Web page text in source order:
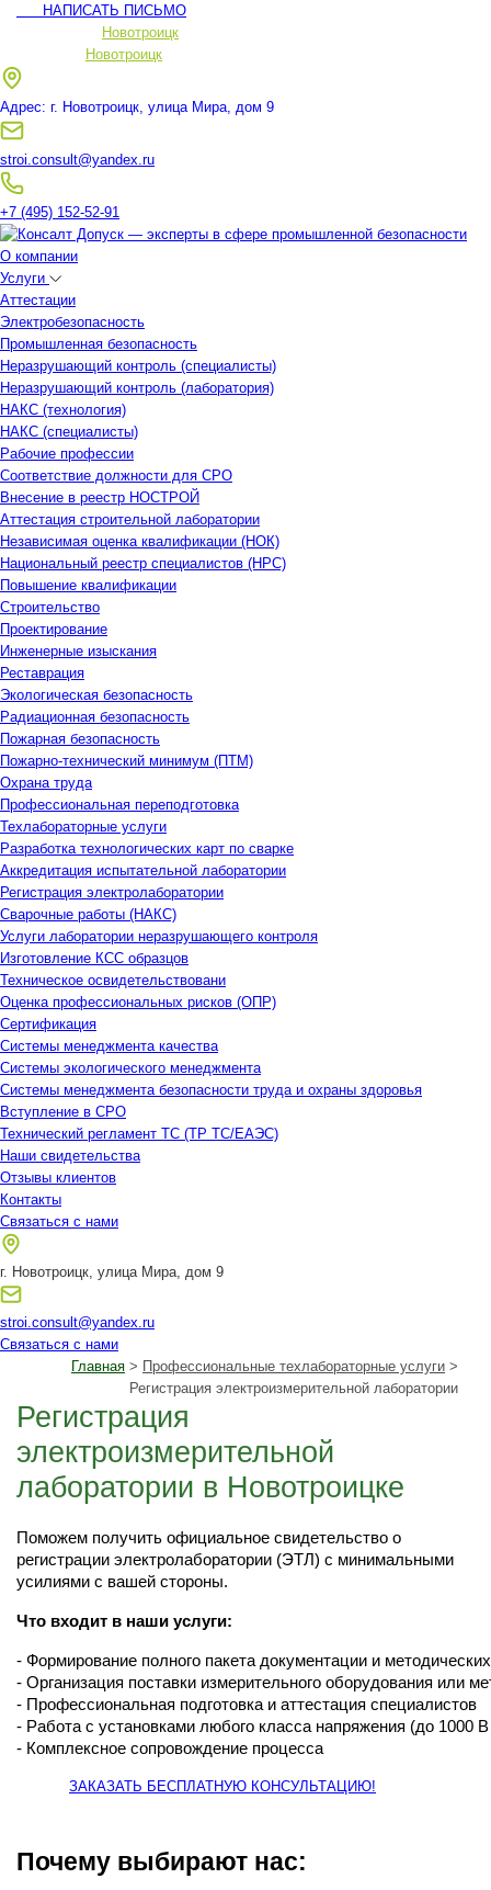
НАПИСАТЬ ПИСЬМО
Новотроицк
Новотроицк
Адрес: г. Новотроицк, улица Мира, дом 9
stroi.consult@yandex.ru
+7 (495) 152-52-91
О компании
Услуги
Аттестации
Электробезопасность
Промышленная безопасность
Неразрушающий контроль (специалисты)
Неразрушающий контроль (лаборатория)
НАКС (технология)
НАКС (специалисты)
Рабочие профессии
Соответствие должности для СРО
Внесение в реестр НОСТРОЙ
Аттестация строительной лаборатории
Независимая оценка квалификации (НОК)
Национальный реестр специалистов (НРС)
Повышение квалификации
Строительство
Проектирование
Инженерные изыскания
Реставрация
Экологическая безопасность
Радиационная безопасность
Пожарная безопасность
Пожарно-технический минимум (ПТМ)
Охрана труда
Профессиональная переподготовка
Техлабораторные услуги
Разработка технологических карт по сварке
Аккредитация испытательной лаборатории
Регистрация электролаборатории
Сварочные работы (НАКС)
Услуги лаборатории неразрушающего контроля
Изготовление КСС образцов
Техническое освидетельствовани
Оценка профессиональных рисков (ОПР)
Сертификация
Системы менеджмента качества
Системы экологического менеджмента
Системы менеджмента безопасности труда и охраны здоровья
Вступление в СРО
Технический регламент ТС (ТР ТС/ЕАЭС)
Наши свидетельства
Отзывы клиентов
Контакты
Связаться с нами
г. Новотроицк, улица Мира, дом 9
stroi.consult@yandex.ru
Связаться с нами
Главная > Профессиональные техлабораторные услуги >
Регистрация электроизмерительной лаборатории
Регистрация
электроизмерительной
лаборатории в Новотроицке
Поможем получить официальное свидетельство о
регистрации электролаборатории (ЭТЛ) с минимальными
усилиями с вашей стороны.
Что входит в наши услуги:
- Формирование полного пакета документации и
- Организация поставки измерительного оборудования или
- Профессиональная подготовка и аттестация специалистов
- Работа с установками любого класса напряжения (до 1000
- Комплексное сопровождение процесса
ЗАКАЗАТЬ БЕСПЛАТНУЮ КОНСУЛЬТАЦИЮ!
Почему выбирают нас: